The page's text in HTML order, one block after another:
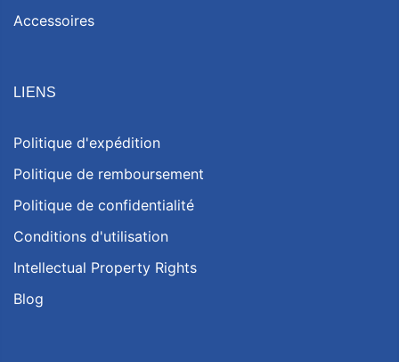
Accessoires
LIENS
Politique d'expédition
Politique de remboursement
Politique de confidentialité
Conditions d'utilisation
Intellectual Property Rights
Blog